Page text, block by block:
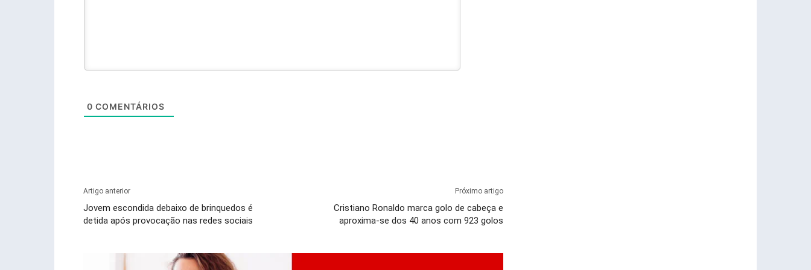
0 COMENTÁRIOS
Artigo anterior
Jovem escondida debaixo de brinquedos é
detida após provocação nas redes sociais
Próximo artigo
Cristiano Ronaldo marca golo de cabeça e
aproxima-se dos 40 anos com 923 golos